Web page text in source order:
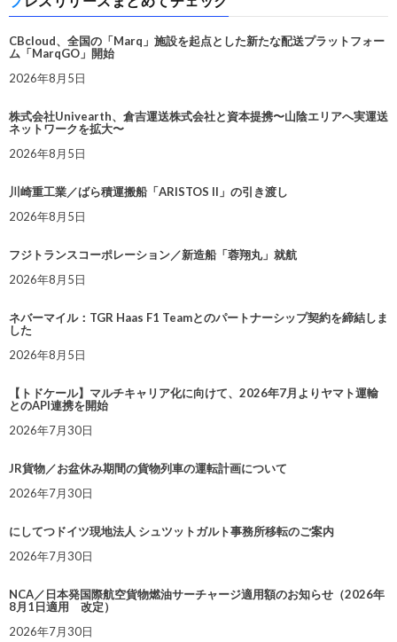
CBcloud、全国の「Marq」施設を起点とした新たな配送プラットフォー
ム「MarqGO」開始
2026年8月5日
株式会社Univearth、倉吉運送株式会社と資本提携〜山陰エリアへ実運送
ネットワークを拡大〜
2026年8月5日
川崎重工業／ばら積運搬船「ARISTOS II」の引き渡し
2026年8月5日
フジトランスコーポレーション／新造船「蓉翔丸」就航
2026年8月5日
ネバーマイル：TGR Haas F1 Teamとのパートナーシップ契約を締結しま
した
2026年8月5日
【トドケール】マルチキャリア化に向けて、2026年7月よりヤマト運輸
とのAPI連携を開始
2026年7月30日
JR貨物／お盆休み期間の貨物列車の運転計画について
2026年7月30日
にしてつドイツ現地法人 シュツットガルト事務所移転のご案内
2026年7月30日
NCA／日本発国際航空貨物燃油サーチャージ適用額のお知らせ（2026年
8月1日適用 改定）
2026年7月30日